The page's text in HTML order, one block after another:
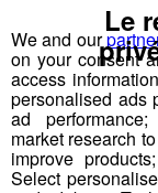
attendues en
Des
centimètres à
Cheval .
We and our
on your consent
access
personalised ads
ad
market research
improve
Select
Le